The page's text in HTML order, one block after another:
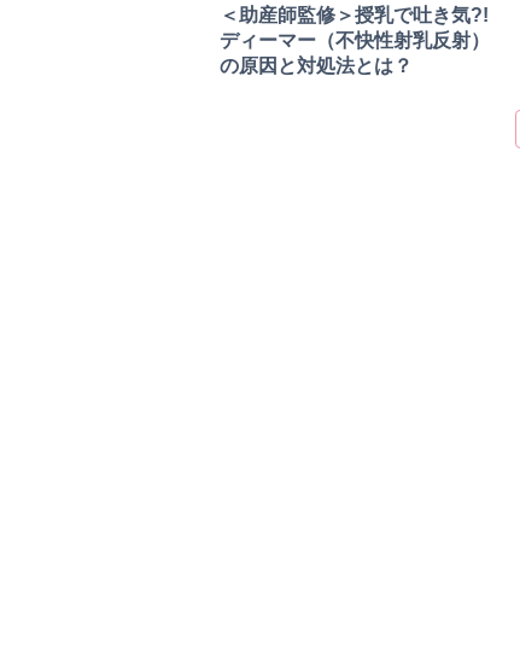
＜助産師監修＞授乳で吐き気?!
ディーマー（不快性射乳反射）
の原因と対処法とは？